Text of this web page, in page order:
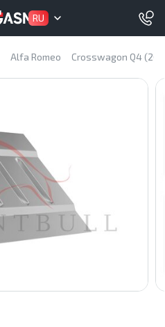
RU
Alfa Romeo Crosswagon Q4